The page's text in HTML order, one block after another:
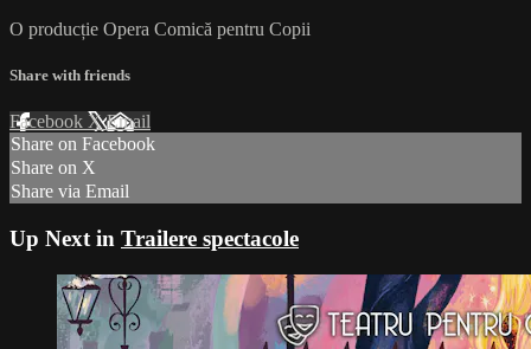
O producție Opera Comică pentru Copii
Share with friends
Facebook XEmail
Share on Facebook
Share on X
Share via Email
Up Next in Trailere spectacole